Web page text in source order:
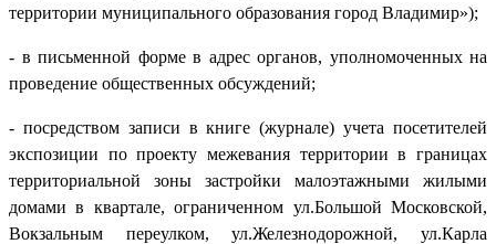
территории муниципального образования город Владимир»);
- в письменной форме в адрес органов, уполномоченных на
проведение общественных обсуждений;
- посредством записи в книге (журнале) учета посетителей
экспозиции по проекту межевания территории в границах
территориальной зоны застройки малоэтажными жилыми
домами в квартале, ограниченном ул.Большой Московской,
Вокзальным переулком, ул.Железнодорожной, ул.Карла